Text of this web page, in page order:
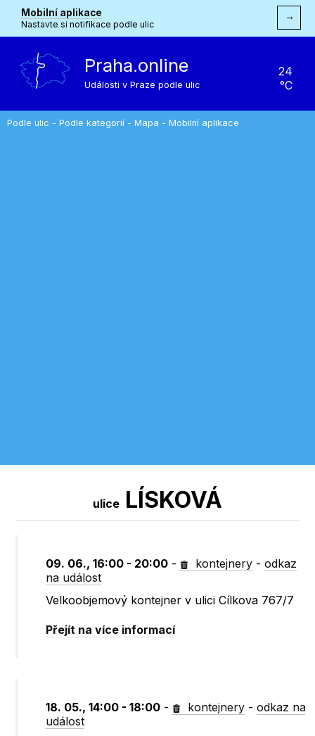
Mobilní aplikace
Nastavte si notifikace podle ulic
→
Praha.online
Události v Praze podle ulic
24
°C
Podle ulic - Podle kategorií - Mapa - Mobilní aplikace
ulice LÍSKOVÁ
09. 06., 16:00 - 20:00 - kontejnery -odkaz
na událost
Velkoobjemový kontejner v ulici Cílkova 767/7
Přejít na více informací
18. 05., 14:00 - 18:00 - kontejnery -odkaz na
událost